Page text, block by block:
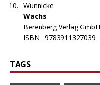
Wunnicke
Wachs
Berenberg Verlag GmbH
ISBN: 9783911327039
TAGS